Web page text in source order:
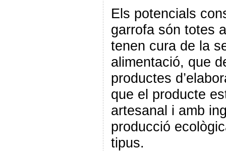
Els potencials
garrofa són totes
tenen cura de la
alimentació, que
productes
que el producte
artesanal i amb
producció
tipus.